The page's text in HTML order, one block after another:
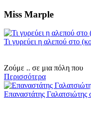
Miss Marple
Τι γυρεύει η αλεπού στο
Ζούμε .. σε μια πόλη που
Περισσότερα
Επαναστάτης